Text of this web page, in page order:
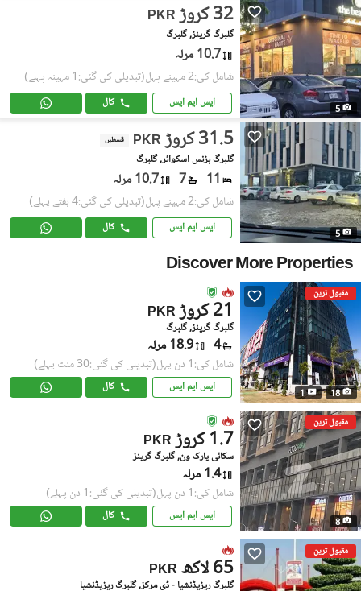
5
PKR 32 کروڑ
گلبرگ گرینز, گلبرگ
10.7 مرلہ
شامل کی:2 مہینے پہل (تبدیلی کی گئی:1 مہینہ پہلے)
ایس ایم ایس کال
5
PKR 31.5 کروڑ قسطیں
گلبرگ بزنس اسکوائر, گلبرگ
11
7 10.7 مرلہ
شامل کی:2 مہینے پہل (تبدیلی کی گئی:4 ہفتے پہلے)
ایس ایم ایس کال
Discover More Properties
مقبول ترین
18
1
PKR 21 کروڑ
گلبرگ گرینز, گلبرگ
4 18.9 مرلہ
شامل کی:1 دن پہل (تبدیلی کی گئی:30 منٹ پہلے)
ایس ایم ایس کال
مقبول ترین
8
PKR 1.7 کروڑ
سکائی پارک ون, گلبرگ گرینز
1.4 مرلہ
شامل کی:1 دن پہل (تبدیلی کی گئی:1 دن پہلے)
ایس ایم ایس کال
مقبول ترین
PKR 65 لاکھ
گلبرگ ریزیڈنشیا - ڈی مرکز, گلبرگ ریزیڈنشیا